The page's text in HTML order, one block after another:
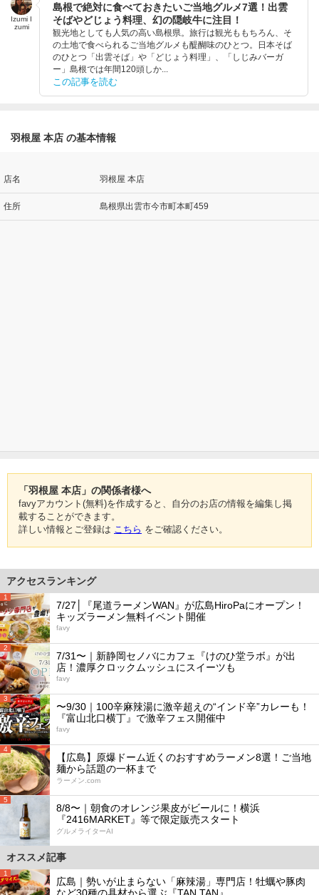
Izumi I
zumi
島根で絶対に食べておきたいご当地グルメ7選！出雲
そばやどじょう料理、幻の隠岐牛に注目！
観光地としても人気の高い島根県。旅行は観光ももちろん、そ
の土地で食べられるご当地グルメも醍醐味のひとつ。日本そば
のひとつ「出雲そば」や「どじょう料理」、「しじみバーガ
ー」島根では年間120頭しか...
この記事を読む
羽根屋 本店 の基本情報
店名 羽根屋 本店
住所 島根県出雲市今市町本町459
「羽根屋 本店」の関係者様へ
favyアカウント(無料)を作成すると、自分のお店の情報を編集し掲
載することができます。
詳しい情報とご登録は こちら をご確認ください。
アクセスランキング
1
7/27│『尾道ラーメンWAN』が広島HiroPaにオープン！
キッズラーメン無料イベント開催
favy
2
7/31〜｜新静岡セノバにカフェ『けのひ堂ラボ』が出
店！濃厚クロックムッシュにスイーツも
favy
3
〜9/30｜100辛麻辣湯に激辛超えの“インド辛”カレーも！
『富山北口横丁』で激辛フェス開催中
favy
4
【広島】原爆ドーム近くのおすすめラーメン8選！ご当地
麺から話題の一杯まで
ラーメン.com
5
8/8〜｜朝食のオレンジ果皮がビールに！横浜
『2416MARKET』等で限定販売スタート
グルメライターAI
オススメ記事
1
広島｜勢いが止まらない「麻辣湯」専門店！牡蠣や豚肉
など30種の具材から選ぶ『TAN TAN』